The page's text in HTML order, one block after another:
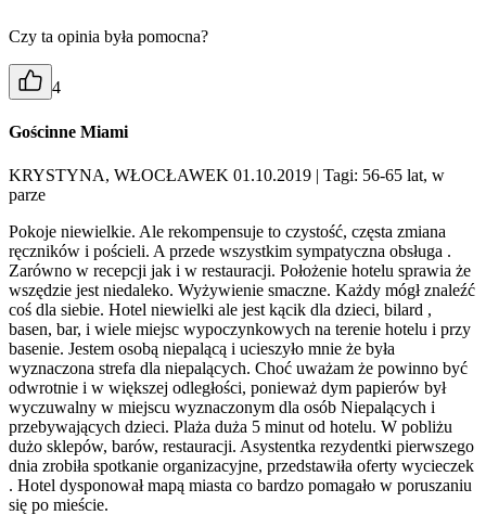
Czy ta opinia była pomocna?
4
Gościnne Miami
KRYSTYNA, WŁOCŁAWEK 01.10.2019 | Tagi: 56-65 lat, w
parze
Pokoje niewielkie. Ale rekompensuje to czystość, częsta zmiana
ręczników i pościeli. A przede wszystkim sympatyczna obsługa .
Zarówno w recepcji jak i w restauracji. Położenie hotelu sprawia że
wszędzie jest niedaleko. Wyżywienie smaczne. Każdy mógł znaleźć
coś dla siebie. Hotel niewielki ale jest kącik dla dzieci, bilard ,
basen, bar, i wiele miejsc wypoczynkowych na terenie hotelu i przy
basenie. Jestem osobą niepalącą i ucieszyło mnie że była
wyznaczona strefa dla niepalących. Choć uważam że powinno być
odwrotnie i w większej odległości, ponieważ dym papierów był
wyczuwalny w miejscu wyznaczonym dla osób Niepalących i
przebywających dzieci. Plaża duża 5 minut od hotelu. W pobliżu
dużo sklepów, barów, restauracji. Asystentka rezydentki pierwszego
dnia zrobiła spotkanie organizacyjne, przedstawiła oferty wycieczek
. Hotel dysponował mapą miasta co bardzo pomagało w poruszaniu
się po mieście.